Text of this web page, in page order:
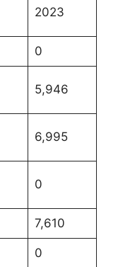
2023
0
5,946
6,995
0
7,610
0